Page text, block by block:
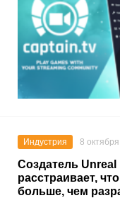
Индустрия 8
Создатель Unreal
расстраивает,
больше, чем